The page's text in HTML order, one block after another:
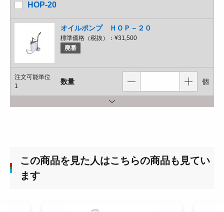
HOP-20
オイルポンプ ＨＯＰ－２０
標準価格（税抜）： ¥31,500
廃番
注文可能単位
1
数量 個
この商品を見た人はこちらの商品も見てい
ます